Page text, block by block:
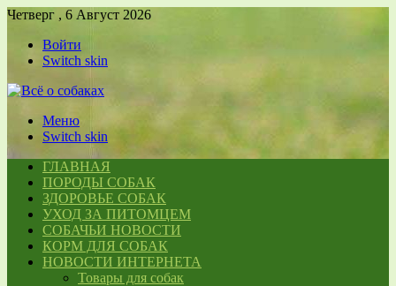
Четверг , 6 Август 2026
Войти
Switch skin
Меню
Switch skin
ГЛАВНАЯ
ПОРОДЫ СОБАК
ЗДОРОВЬЕ СОБАК
УХОД ЗА ПИТОМЦЕМ
СОБАЧЬИ НОВОСТИ
КОРМ ДЛЯ СОБАК
НОВОСТИ ИНТЕРНЕТА
Товары для собак